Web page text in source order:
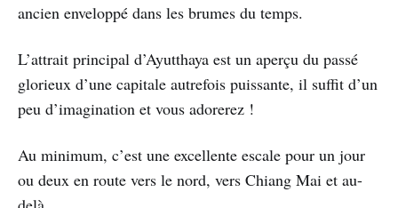
ancien enveloppé dans les brumes du temps.
L’attrait principal d’Ayutthaya est un aperçu du passé
glorieux d’une capitale autrefois puissante, il suffit d’un
peu d’imagination et vous adorerez !
Au minimum, c’est une excellente escale pour un jour
ou deux en route vers le nord, vers Chiang Mai et au-